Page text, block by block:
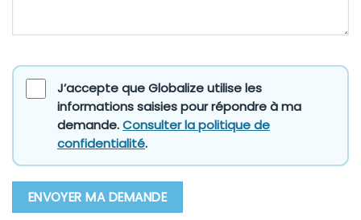
J’accepte que Globalize utilise les
informations saisies pour répondre à ma
demande.Consulter la politique de
confidentialité.